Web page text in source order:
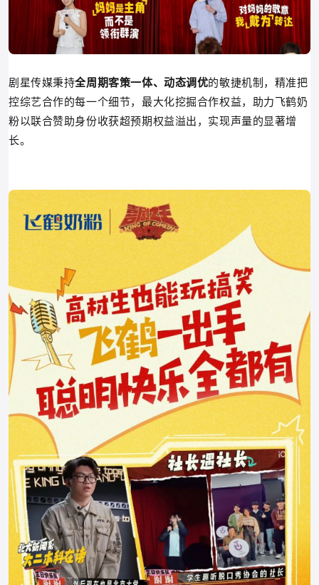
剧星传媒秉持全周期客策一体、动态调优的敏捷机制，精准把
控综艺合作的每一个细节，最大化挖掘合作权益，助力飞鹤奶
粉以联合赞助身份收获超预期权益溢出，实现声量的显著增
长。